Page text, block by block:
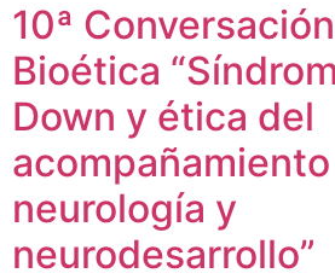
10ª
Bioética
Down y ética del
neurología y
neurodesarrollo”